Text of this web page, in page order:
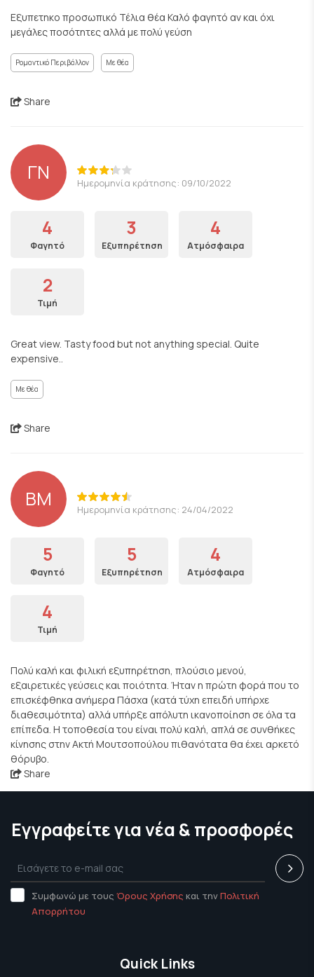
Εξυπετηκο προσωπικό Τέλια θέα Καλό φαγητό αν και όχι
μεγάλες ποσότητες αλλά με πολύ γεύση
Ρομαντικό Περιβάλλον Με θέα
Share
ΓΝ Ημερομηνία κράτησης: 09/10/2022
4
Φαγητό
3
Εξυπηρέτηση
4
Ατμόσφαιρα
2
Τιμή
Great view. Tasty food but not anything special. Quite
expensive..
Με θέα
Share
ΒΜ Ημερομηνία κράτησης: 24/04/2022
5
Φαγητό
5
Εξυπηρέτηση
4
Ατμόσφαιρα
4
Τιμή
Πολύ καλή και φιλική εξυπηρέτηση, πλούσιο μενού,
εξαιρετικές γεύσεις και ποιότητα. Ήταν η πρώτη φορά που το
επισκέφθηκα ανήμερα Πάσχα (κατά τύχη επειδή υπήρχε
διαθεσιμότητα) αλλά υπήρξε απόλυτη ικανοποίηση σε όλα τα
επίπεδα. Η τοποθεσία του είναι πολύ καλή, απλά σε συνθήκες
κίνησης στην Ακτή Μουτσοπούλου πιθανότατα θα έχει αρκετό
θόρυβο.
Share
Εγγραφείτε για νέα & προσφορές
Συμφωνώ με τους Όρους Χρήσης και τηνΠολιτική
Απορρήτου
Quick Links